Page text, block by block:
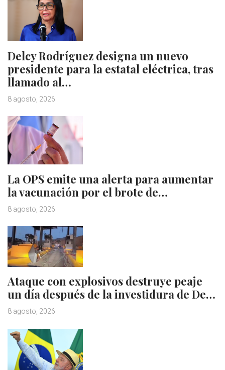
Delcy Rodríguez designa un nuevo
presidente para la estatal eléctrica, tras
llamado al…
8 agosto, 2026
La OPS emite una alerta para aumentar
la vacunación por el brote de…
8 agosto, 2026
Ataque con explosivos destruye peaje
un día después de la investidura de De…
8 agosto, 2026